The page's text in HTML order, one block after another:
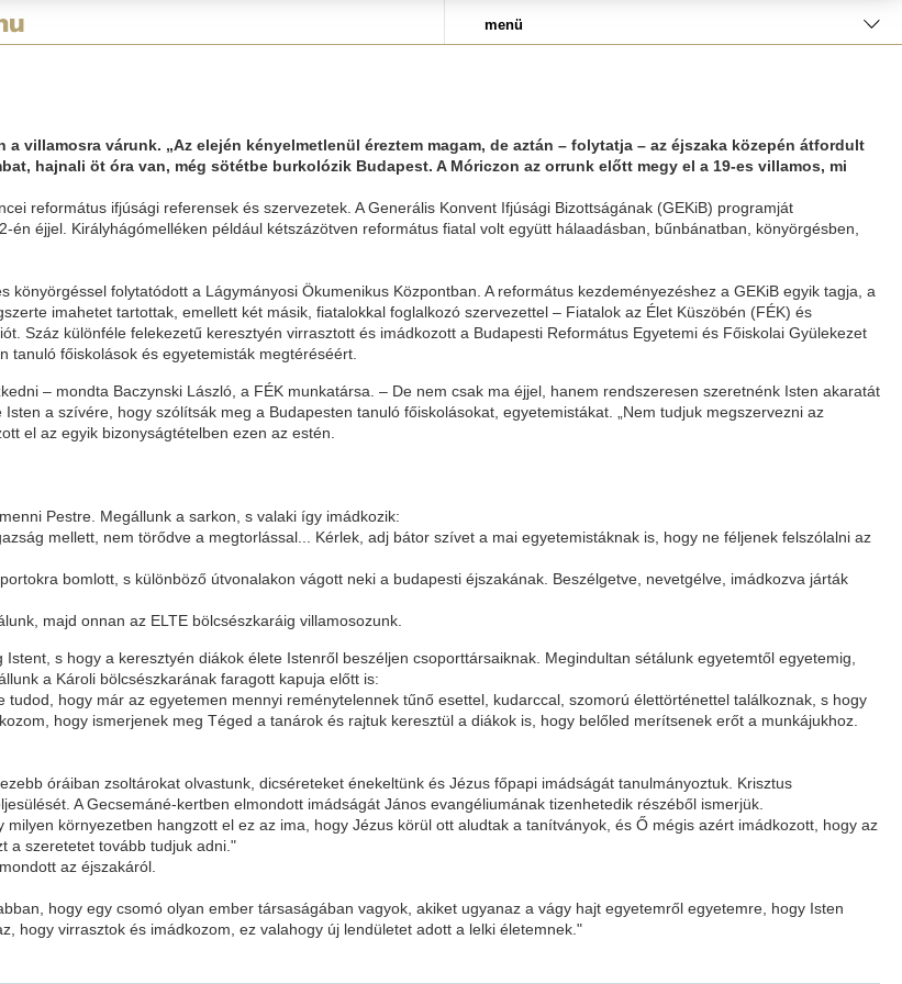
menü
villamosra várunk. „Az elején kényelmetlenül éreztem magam, de aztán – folytatja – az éjszaka közepén átfordult
hajnali öt óra van, még sötétbe burkolózik Budapest. A Móriczon az orrunk előtt megy el a 19-es villamos, mi
református ifjúsági referensek és szervezetek. A Generális Konvent Ifjúsági Bizottságának (GEKiB) programját
éjjel. Királyhágómelléken például kétszázötven református fiatal volt együtt hálaadásban, bűnbánatban, könyörgésben,
folytatódott a Lágymányosi Ökumenikus Központban. A református kezdeményezéshez a GEKiB egyik tagja, a
imahetet tartottak, emellett két másik, fiatalokkal foglalkozó szervezettel – Fiatalok az Élet Küszöbén (FÉK) és
Száz különféle felekezetű keresztyén virrasztott és imádkozott a Budapesti Református Egyetemi és Főiskolai Gyülekezet
főiskolások és egyetemisták megtéréséért.
– mondta Baczynski László, a FÉK munkatársa. – De nem csak ma éjjel, hanem rendszeresen szeretnénk Isten akaratát
a szívére, hogy szólítsák meg a Budapesten tanuló főiskolásokat, egyetemistákat. „Nem tudjuk megszervezni az
el az egyik bizonyságtételben ezen az estén.
Pestre. Megállunk a sarkon, s valaki így imádkozik:
mellett, nem törődve a megtorlással... Kérlek, adj bátor szívet a mai egyetemistáknak is, hogy ne féljenek felszólalni az
bomlott, s különböző útvonalakon vágott neki a budapesti éjszakának. Beszélgetve, nevetgélve, imádkozva járták
majd onnan az ELTE bölcsészkaráig villamosozunk.
s hogy a keresztyén diákok élete Istenről beszéljen csoporttársaiknak. Megindultan sétálunk egyetemtől egyetemig,
a Károli bölcsészkarának faragott kapuja előtt is:
tudod, hogy már az egyetemen mennyi reménytelennek tűnő esettel, kudarccal, szomorú élettörténettel találkoznak, s hogy
hogy ismerjenek meg Téged a tanárok és rajtuk keresztül a diákok is, hogy belőled merítsenek erőt a munkájukhoz.
óráiban zsoltárokat olvastunk, dicséreteket énekeltünk és Jézus főpapi imádságát tanulmányoztuk. Krisztus
A Gecsemáné-kertben elmondott imádságát János evangéliumának tizenhetedik részéből ismerjük.
környezetben hangzott el ez az ima, hogy Jézus körül ott aludtak a tanítványok, és Ő mégis azért imádkozott, hogy az
a szeretetet tovább tudjuk adni."
az éjszakáról.
hogy egy csomó olyan ember társaságában vagyok, akiket ugyanaz a vágy hajt egyetemről egyetemre, hogy Isten
hogy virrasztok és imádkozom, ez valahogy új lendületet adott a lelki életemnek."